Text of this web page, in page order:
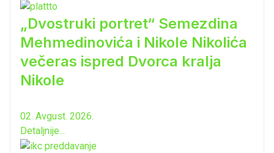
„Dvostruki portret“ Semezdina
Mehmedinovića i Nikole Nikolića
večeras ispred Dvorca kralja
Nikole
02. Avgust. 2026.
Detaljnije...